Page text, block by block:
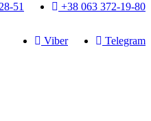
+38 063 372-19-80
51
Telegram
Viber